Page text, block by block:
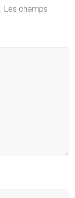
Les champs